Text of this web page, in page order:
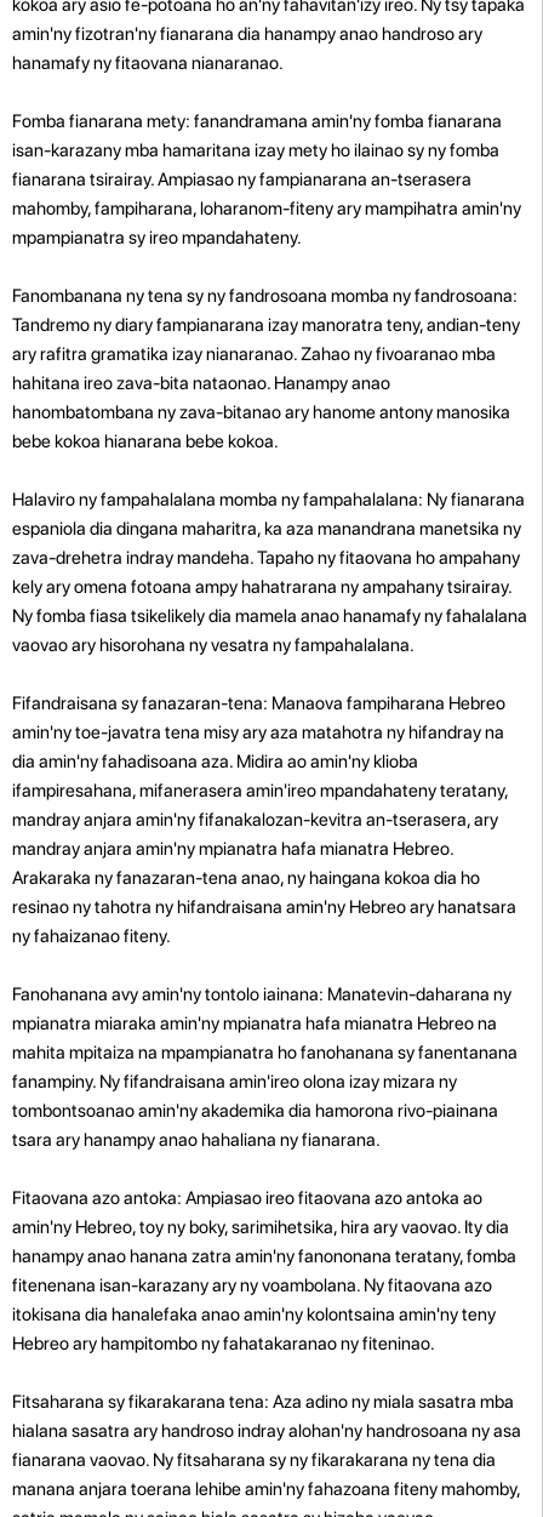
amin'ny fizotran'ny fianarana dia hanampy anao handroso ary
hanamafy ny fitaovana nianaranao.
Fomba fianarana mety: fanandramana amin'ny fomba fianarana
isan-karazany mba hamaritana izay mety ho ilainao sy ny fomba
fianarana tsirairay. Ampiasao ny fampianarana an-tserasera
mahomby, fampiharana, loharanom-fiteny ary mampihatra amin'ny
mpampianatra sy ireo mpandahateny.
Fanombanana ny tena sy ny fandrosoana momba ny fandrosoana:
Tandremo ny diary fampianarana izay manoratra teny, andian-teny
ary rafitra gramatika izay nianaranao. Zahao ny fivoaranao mba
hahitana ireo zava-bita nataonao. Hanampy anao
hanombatombana ny zava-bitanao ary hanome antony manosika
bebe kokoa hianarana bebe kokoa.
Halaviro ny fampahalalana momba ny fampahalalana: Ny fianarana
espaniola dia dingana maharitra, ka aza manandrana manetsika ny
zava-drehetra indray mandeha. Tapaho ny fitaovana ho ampahany
kely ary omena fotoana ampy hahatrarana ny ampahany tsirairay.
Ny fomba fiasa tsikelikely dia mamela anao hanamafy ny fahalalana
vaovao ary hisorohana ny vesatra ny fampahalalana.
Fifandraisana sy fanazaran-tena: Manaova fampiharana Hebreo
amin'ny toe-javatra tena misy ary aza matahotra ny hifandray na
dia amin'ny fahadisoana aza. Midira ao amin'ny klioba
ifampiresahana, mifanerasera amin'ireo mpandahateny teratany,
mandray anjara amin'ny fifanakalozan-kevitra an-tserasera, ary
mandray anjara amin'ny mpianatra hafa mianatra Hebreo.
Arakaraka ny fanazaran-tena anao, ny haingana kokoa dia ho
resinao ny tahotra ny hifandraisana amin'ny Hebreo ary hanatsara
ny fahaizanao fiteny.
Fanohanana avy amin'ny tontolo iainana: Manatevin-daharana ny
mpianatra miaraka amin'ny mpianatra hafa mianatra Hebreo na
mahita mpitaiza na mpampianatra ho fanohanana sy fanentanana
fanampiny. Ny fifandraisana amin'ireo olona izay mizara ny
tombontsoanao amin'ny akademika dia hamorona rivo-piainana
tsara ary hanampy anao hahaliana ny fianarana.
Fitaovana azo antoka: Ampiasao ireo fitaovana azo antoka ao
amin'ny Hebreo, toy ny boky, sarimihetsika, hira ary vaovao. Ity dia
hanampy anao hanana zatra amin'ny fanononana teratany, fomba
fitenenana isan-karazany ary ny voambolana. Ny fitaovana azo
itokisana dia hanalefaka anao amin'ny kolontsaina amin'ny teny
Hebreo ary hampitombo ny fahatakaranao ny fiteninao.
Fitsaharana sy fikarakarana tena: Aza adino ny miala sasatra mba
hialana sasatra ary handroso indray alohan'ny handrosoana ny asa
fianarana vaovao. Ny fitsaharana sy ny fikarakarana ny tena dia
manana anjara toerana lehibe amin'ny fahazoana fiteny mahomby,